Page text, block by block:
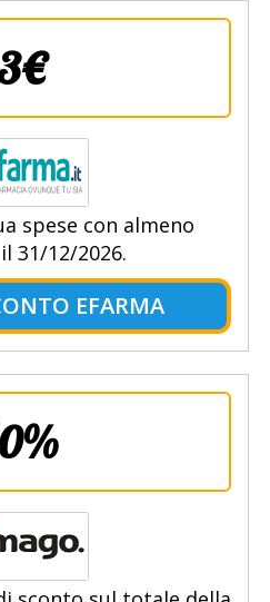
spese con almeno
31/12/2026.
EFARMA